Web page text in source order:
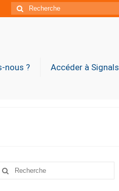
Rechercher
:
nous ? Accéder à Signals
Rechercher